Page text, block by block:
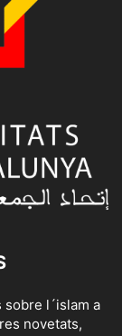
l´islam a
novetats,